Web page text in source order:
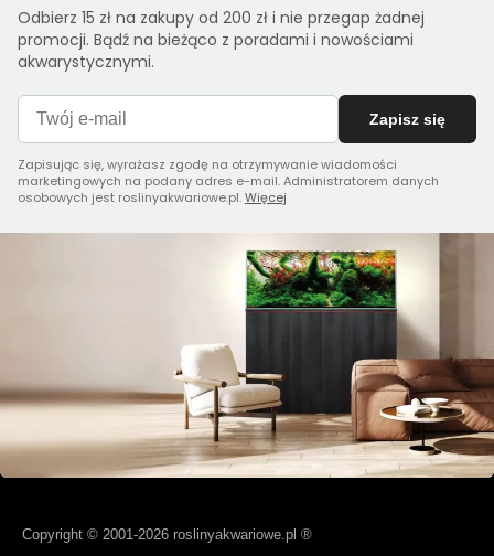
Odbierz 15 zł na zakupy od 200 zł i nie przegap żadnej
promocji. Bądź na bieżąco z poradami i nowościami
akwarystycznymi.
Zapisz się
Zapisując się, wyrażasz zgodę na otrzymywanie wiadomości
marketingowych na podany adres e-mail. Administratorem danych
osobowych jest roslinyakwariowe.pl.Więcej
Copyright © 2001-2026 roslinyakwariowe.pl ®